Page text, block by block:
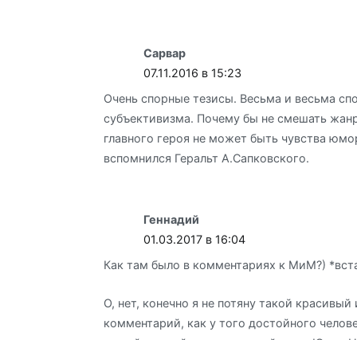
Сарвар
07.11.2016 в 15:23
Очень спорные тезисы. Весьма и весьма
субъективизма. Почему бы не смешать
главного героя не может быть чувства
вспомнился Геральт А.Сапковского.
Геннадий
01.03.2017 в 16:04
Как там было в комментариях к МиМ?)
О, нет, конечно я не потяну такой
комментарий, как у того достойного